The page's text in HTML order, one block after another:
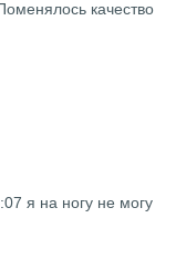
качество
я на ногу не могу